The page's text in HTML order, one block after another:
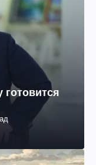
готовится